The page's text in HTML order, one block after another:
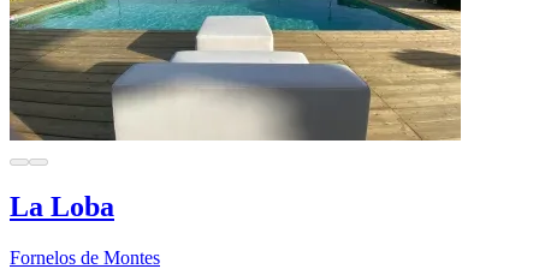
La Loba
Fornelos de Montes